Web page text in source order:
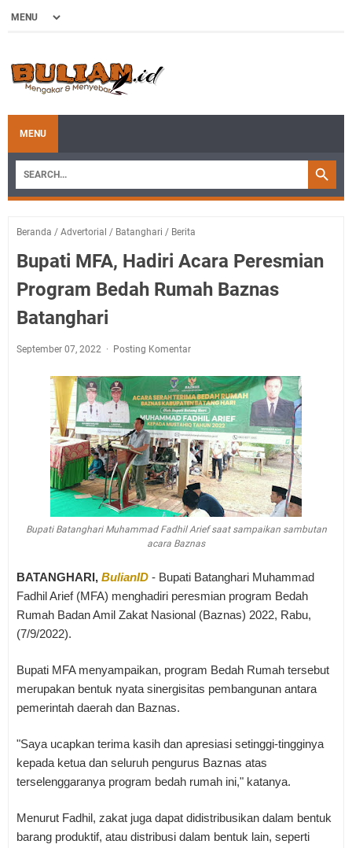
MENU
Beranda / Advertorial / Batanghari / Berita
Bupati MFA, Hadiri Acara Peresmian
Program Bedah Rumah Baznas
Batanghari
September 07, 2022 Posting Komentar
Bupati Batanghari Muhammad Fadhil Arief saat sampaikan sambutan
acara Baznas
BATANGHARI, BulianID - Bupati Batanghari Muhammad
Fadhil Arief (MFA) menghadiri peresmian program Bedah
Rumah Badan Amil Zakat Nasional (Baznas) 2022, Rabu,
(7/9/2022).
Bupati MFA menyampaikan, program Bedah Rumah tersebut
merupakan bentuk nyata sinergisitas pembangunan antara
pemerintah daerah dan Baznas.
"Saya ucapkan terima kasih dan apresiasi setinggi-tingginya
kepada ketua dan seluruh pengurus Baznas atas
terselenggaranya program bedah rumah ini," katanya.
Menurut Fadhil, zakat juga dapat didistribusikan dalam bentuk
barang produktif, atau distribusi dalam bentuk lain, seperti